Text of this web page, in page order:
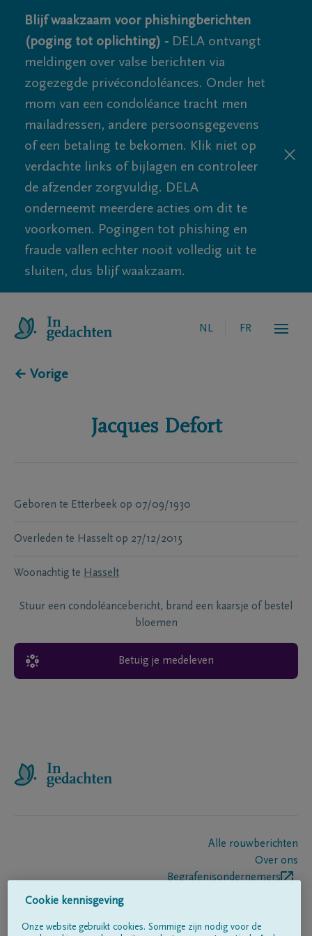
Blijf waakzaam voor phishingberichten
(poging tot oplichting) - DELA ontvangt
meldingen over valse berichten via
zogezegde privécondoléances. Onder het
mom van een condoléance tracht men
mailadressen, andere persoonsgegevens
of een betaling te bekomen. Klik niet op
verdachte links of bijlagen en controleer
de afzender zorgvuldig. DELA
onderneemt meerdere acties om dit te
voorkomen. Pogingen tot phishing en
fraude vallen echter nooit volledig uit te
sluiten, dus blijf waakzaam.
NL FR
← Vorige
Jacques Defort
Geboren te Etterbeek op 07/09/1930
Overleden te Hasselt op 27/12/2015
Woonachtig te Hasselt
Stuur een condoléancebericht, brand een kaarsje of bestel
bloemen
Betuig je medeleven
Alle rouwberichten
Over ons
Begrafenisondernemers
Cookie kennisgeving
Onze website gebruikt cookies. Sommige zijn nodig voor de